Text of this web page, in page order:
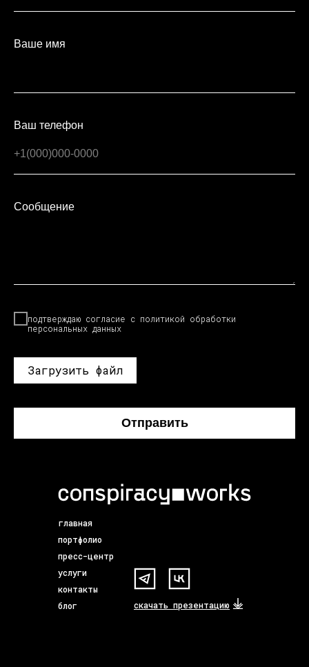
Ваше имя
Ваш телефон
Сообщение
подтверждаю согласие с политикой обработки
персональных данных
Загрузить файл
Отправить
главная
портфолио
пресс-центр
услуги
блог
контакты
скачать презентацию